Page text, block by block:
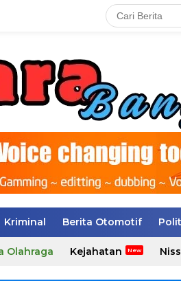
Kriminal Berita Otomotif
Olahraga Kejahatan